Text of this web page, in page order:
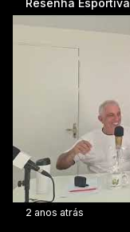
Resenha Esportiva
2 anos atrás